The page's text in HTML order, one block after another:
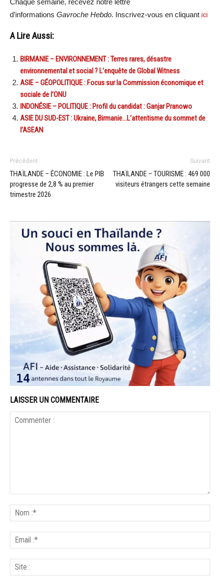
d’informations Gavroche Hebdo. Inscrivez-vous en cliquant ici
A Lire Aussi:
BIRMANIE – ENVIRONNEMENT : Terres rares, désastre
environnemental et social ? L’enquête de Global Witness
ASIE – GÉOPOLITIQUE : Focus sur la Commission économique et
sociale de l’ONU
INDONÉSIE – POLITIQUE : Profil du candidat : Ganjar Pranowo
ASIE DU SUD-EST : Ukraine, Birmanie…L’attentisme du sommet de
l’ASEAN
Précédent
THAÏLANDE – ÉCONOMIE : Le PIB
progresse de 2,8 % au premier
trimestre 2026
Suivant
THAÏLANDE – TOURISME : 469 000
visiteurs étrangers cette semaine
LAISSER UN COMMENTAIRE